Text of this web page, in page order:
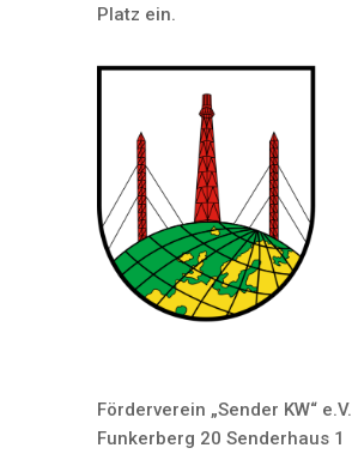
Platz ein.
Förderverein „Sender KW“ e.V.
Funkerberg 20 Senderhaus 1